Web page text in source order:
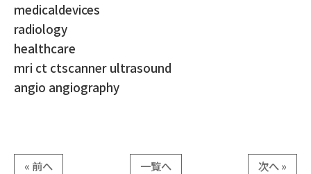
medicaldevices
radiology
healthcare
mri ct ctscanner ultrasound
angio angiography
« 前へ 一覧へ 次へ »